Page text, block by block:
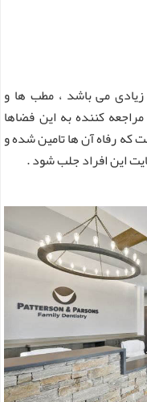
می باشد ، مطب ها و
کننده به این فضاها
که رفاه آن ها تامین شده و
این افراد جلب شود .